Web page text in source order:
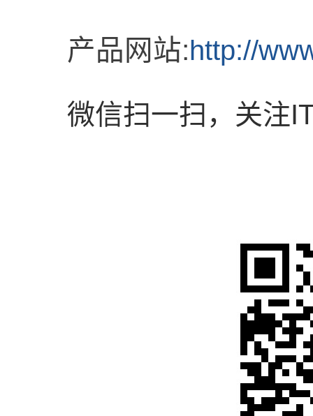
产品网站:http://
微信扫一扫，关注